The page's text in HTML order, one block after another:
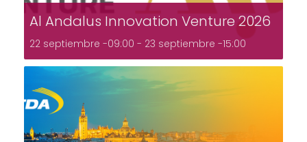
Al Andalus Innovation Venture 2026
22 septiembre -09:00 - 23 septiembre -15:00